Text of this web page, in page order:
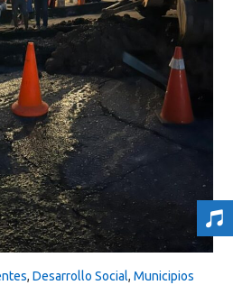
, Desarrollo Social, Municipios